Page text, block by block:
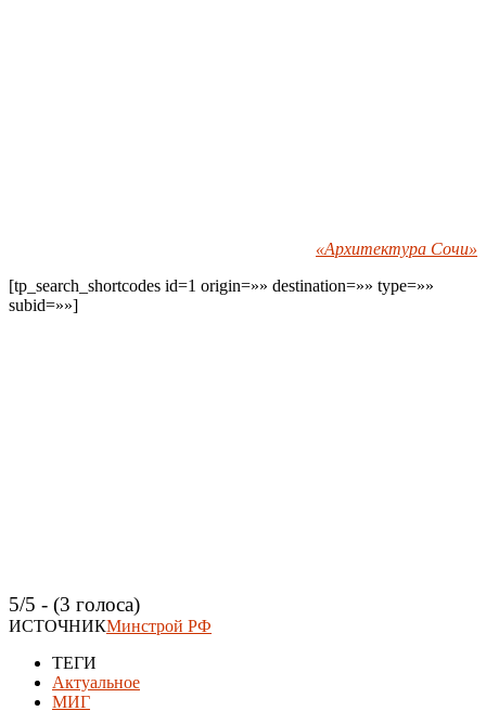
«Архитектура Сочи»
[tp_search_shortcodes id=1 origin=»» destination=»» type=»»
subid=»»]
5/5 - (3 голоса)
ИСТОЧНИКМинстрой РФ
ТЕГИ
Актуальное
МИГ